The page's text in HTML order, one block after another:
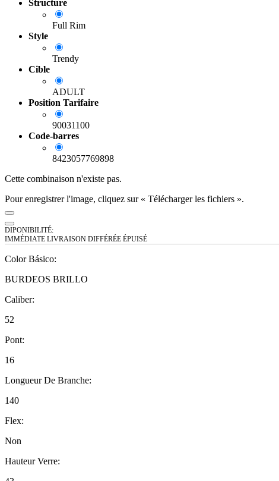
Structure
Full Rim
Style
Trendy
Cible
ADULT
Position Tarifaire
90031100
Code-barres
8423057769898
Cette combinaison n'existe pas.
Pour enregistrer l'image, cliquez sur « Télécharger les fichiers ».
DIPONIBILITÉ:
IMMÉDIATE LIVRAISON DIFFÉRÉE ÉPUISÉ
Color Básico:
BURDEOS BRILLO
Caliber:
52
Pont:
16
Longueur De Branche:
140
Flex:
Non
Hauteur Verre: